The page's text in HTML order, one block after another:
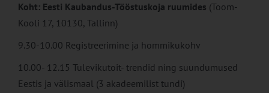
Koht: Eesti Kaubandus-Tööstuskoja ruumides (Toom-
Kooli 17, 10130, Tallinn)
9.30-10.00 Registreerimine ja hommikukohv
10.00- 12.15 Tulevikutoit- trendid ning suundumused
Eestis ja välismaal (3 akadeemilist tundi)